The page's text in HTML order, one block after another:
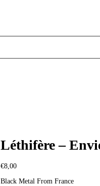
Léthifère –
€8,00
Black Metal From France